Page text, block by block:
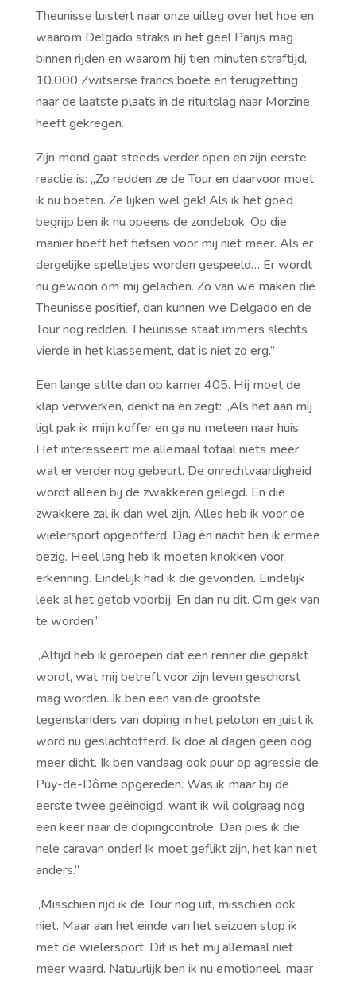
Theunisse luistert naar onze uitleg over het hoe en
waarom Delgado straks in het geel Parijs mag
binnen rijden en waarom hij tien minuten straftijd,
10.000 Zwitserse francs boete en terugzetting
naar de laatste plaats in de rituitslag naar Morzine
heeft gekregen.
Zijn mond gaat steeds verder open en zijn eerste
reactie is: ,,Zo redden ze de Tour en daarvoor moet
ik nu boeten. Ze lijken wel gek! Als ik het goed
begrijp ben ik nu opeens de zondebok. Op die
manier hoeft het fietsen voor mij niet meer. Als er
dergelijke spelletjes worden gespeeld… Er wordt
nu gewoon om mij gelachen. Zo van we maken die
Theunisse positief, dan kunnen we Delgado en de
Tour nog redden. Theunisse staat immers slechts
vierde in het klassement, dat is niet zo erg.’’
Een lange stilte dan op kamer 405. Hij moet de
klap verwerken, denkt na en zegt: ,,Als het aan mij
ligt pak ik mijn koffer en ga nu meteen naar huis.
Het interesseert me allemaal totaal niets meer
wat er verder nog gebeurt. De onrechtvaardigheid
wordt alleen bij de zwakkeren gelegd. En die
zwakkere zal ik dan wel zijn. Alles heb ik voor de
wielersport opgeofferd. Dag en nacht ben ik ermee
bezig. Heel lang heb ik moeten knokken voor
erkenning. Eindelijk had ik die gevonden. Eindelijk
leek al het getob voorbij. En dan nu dit. Om gek van
te worden.’’
,,Altijd heb ik geroepen dat een renner die gepakt
wordt, wat mij betreft voor zijn leven geschorst
mag worden. Ik ben een van de grootste
tegenstanders van doping in het peloton en juist ik
word nu geslachtofferd. Ik doe al dagen geen oog
meer dicht. Ik ben vandaag ook puur op agressie de
Puy-de-Dôme opgereden. Was ik maar bij de
eerste twee geëindigd, want ik wil dolgraag nog
een keer naar de dopingcontrole. Dan pies ik die
hele caravan onder! Ik moet geflikt zijn, het kan niet
anders.’’
,,Misschien rijd ik de Tour nog uit, misschien ook
niet. Maar aan het einde van het seizoen stop ik
met de wielersport. Dit is het mij allemaal niet
meer waard. Natuurlijk ben ik nu emotioneel, maar